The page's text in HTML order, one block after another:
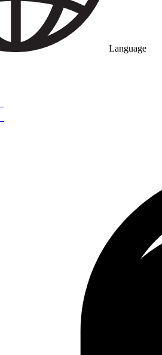
Language